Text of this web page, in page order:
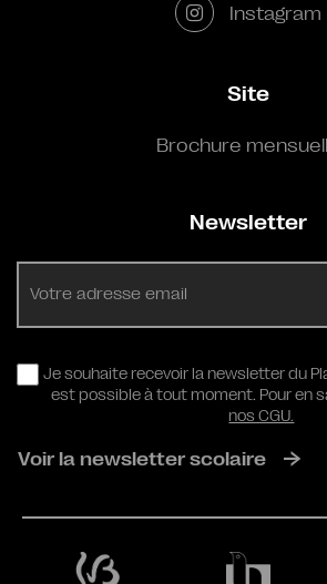
Instagram
Site
Brochure
Newsletter
RGPD
Je souhaite recevoir la newsletter du
est possible à tout moment. Pour en
nos CGU.
Voir la newsletter scolaire